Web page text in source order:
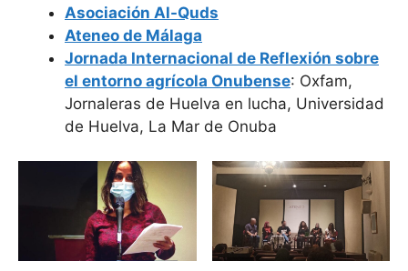
Asociación Al-Quds
Ateneo de Málaga
Jornada Internacional de Reflexión sobre
el entorno agrícola Onubense: Oxfam,
Jornaleras de Huelva en lucha, Universidad
de Huelva, La Mar de Onuba